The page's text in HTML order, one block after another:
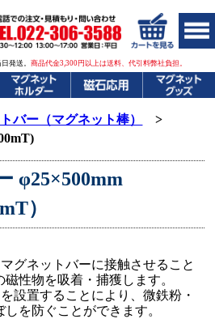
発送。 商品代金3,300円以上は送料、代引料弊社負担。
バー（マグネット棒）
>
φ25×500mm
）
グネットバーに接触させること
性物を吸着・捕獲します。
設置することにより、微鉄粉・
を防ぐことができます。